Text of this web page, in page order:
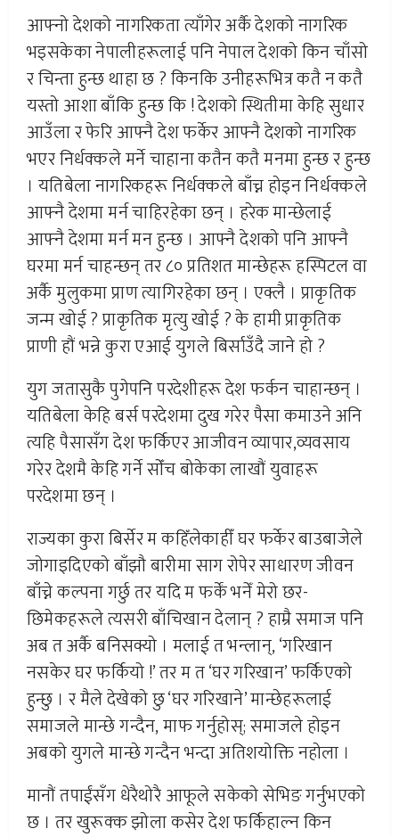
आफ्नो देशको नागरिकता त्याँगेर अर्कै देशको नागरिक
भइसकेका नेपालीहरूलाई पनि नेपाल देशको किन चाँसो
र चिन्ता हुन्छ थाहा छ ? किनकि उनीहरूभित्र कतै न कतै
यस्तो आशा बाँकि हुन्छ कि ! देशको स्थितीमा केहि सुधार
आउँला र फेरि आफ्नै देश फर्केर आफ्नै देशको नागरिक
भएर निर्धक्कले मर्ने चाहाना कतैन कतै मनमा हुन्छ र हुन्छ
। यतिबेला नागरिकहरू निर्धक्कले बाँच्न होइन निर्धक्कले
आफ्नै देशमा मर्न चाहिरहेका छन् । हरेक मान्छेलाई
आफ्नै देशमा मर्न मन हुन्छ । आफ्नै देशको पनि आफ्नै
घरमा मर्न चाहन्छन् तर ८० प्रतिशत मान्छेहरू हस्पिटल वा
अर्कै मुलुकमा प्राण त्यागिरहेका छन् । एक्लै । प्राकृतिक
जन्म खोई ? प्राकृतिक मृत्यु खोई ? के हामी प्राकृतिक
प्राणी हौं भन्ने कुरा एआई युगले बिर्साउँदै जाने हो ?
युग जतासुकै पुगेपनि परदेशीहरू देश फर्कन चाहान्छन् ।
यतिबेला केहि बर्स परदेशमा दुख गरेर पैसा कमाउने अनि
त्यहि पैसासँग देश फर्किएर आजीवन व्यापार,व्यवसाय
गरेर देशमै केहि गर्ने सोँच बोकेका लाखौं युवाहरू
परदेशमा छन् ।
राज्यका कुरा बिर्सेर म कहिँलेकाहीँ घर फर्केर बाउबाजेले
जोगाइदिएको बाँझौ बारीमा साग रोपेर साधारण जीवन
बाँच्ने कल्पना गर्छु तर यदि म फर्कें भनेँ मेरो छर-
छिमेकहरूले त्यसरी बाँचिखान देलान् ? हाम्रै समाज पनि
अब त अर्कै बनिसक्यो । मलाई त भन्लान्, ‘गरिखान
नसकेर घर फर्कियो !’ तर म त ‘घर गरिखान’ फर्किएको
हुन्छु । र मैले देखेको छु ‘घर गरिखाने’ मान्छेहरूलाई
समाजले मान्छे गन्दैन, माफ गर्नुहोस्; समाजले होइन
अबको युगले मान्छे गन्दैन भन्दा अतिशयोक्ति नहोला ।
मानौं तपाईंसँग धेरैथोरै आफूले सकेको सेभिङ गर्नुभएको
छ । तर खुरूक्क झोला कसेर देश फर्किहाल्न किन